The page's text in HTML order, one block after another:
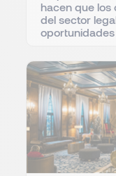
vos Options
hacen que los
del sector